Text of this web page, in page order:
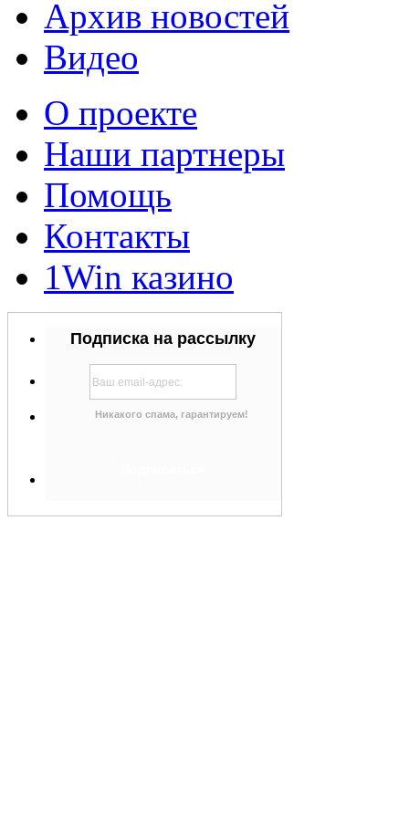
Архив новостей
Видео
О проекте
Наши партнеры
Помощь
Контакты
1Win казино
Подписка на рассылку
Никакого спама, гарантируем!